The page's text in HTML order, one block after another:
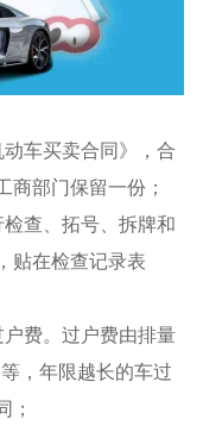
车买卖合同》，合
商部门保留一份；
查、拓号、拆牌和
贴在检查记录表
费。过户费由排量
，年限越长的车过
；